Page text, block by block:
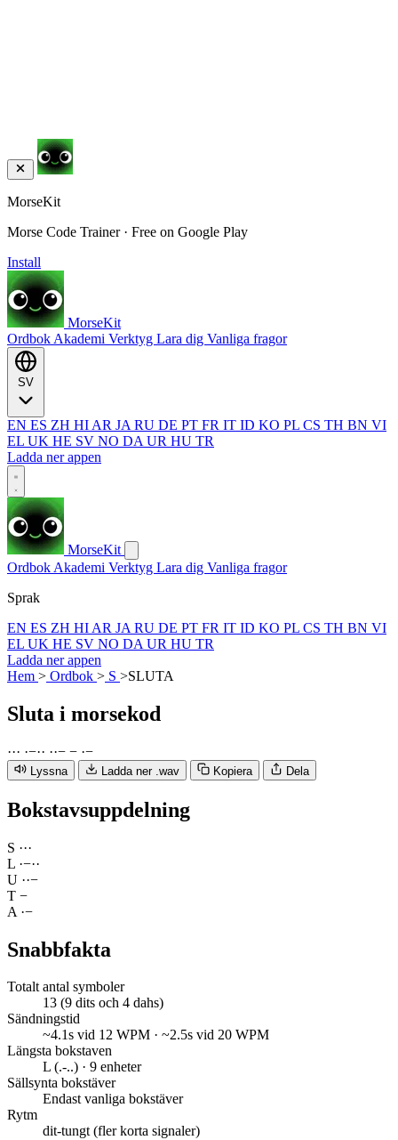
MorseKit
Morse Code Trainer · Free on Google Play
Install
MorseKit
Ordbok Akademi Verktyg Lara dig Vanliga fragor
EN ES ZH HI AR JA RU DE PT FR IT ID KO PL CS TH BN VI
EL UK HE SV NO DA UR HU TR
Ladda ner appen
MorseKit
Ordbok Akademi Verktyg Lara dig Vanliga fragor
Sprak
EN ES ZH HI AR JA RU DE PT FR IT ID KO PL CS TH BN VI
EL UK HE SV NO DA UR HU TR
Ladda ner appen
Hem > Ordbok > S >SLUTA
Sluta i morsekod
··· ·−·· ··− − ·−
Lyssna Ladda ner .wav Kopiera Dela
Bokstavsuppdelning
S ···
L ·−··
U ··−
T −
A ·−
Snabbfakta
Totalt antal symboler
13 (9 dits och 4 dahs)
Sändningstid
~4.1s vid 12 WPM · ~2.5s vid 20 WPM
Längsta bokstaven
L (.-..) · 9 enheter
Sällsynta bokstäver
Endast vanliga bokstäver
Rytm
dit-tungt (fler korta signaler)